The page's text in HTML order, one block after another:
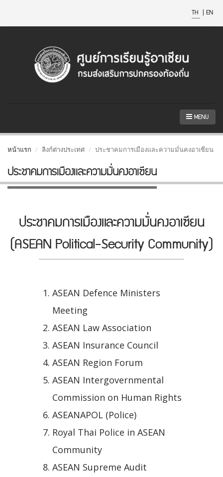
TH | EN
MENU
หน้าแรก ลิงก์ต่างประเทศ ประชาคมการเมืองและความมั่นคงอาเซียน
ประชาคมการเมืองและความมั่นคงอาเซียน
ประชาคมการเมืองและความมั่นคงอาเซียน
(ASEAN Political-Security Community)
ASEAN Defence Ministers
Meeting
ASEAN Law Association
ASEAN Insurance Council
ASEAN Region Forum
ASEAN Intergovernmental
Commission on Human Rights
ASEANAPOL (Police)
Royal Thai Police in ASEAN
Community
ASEAN Supreme Audit